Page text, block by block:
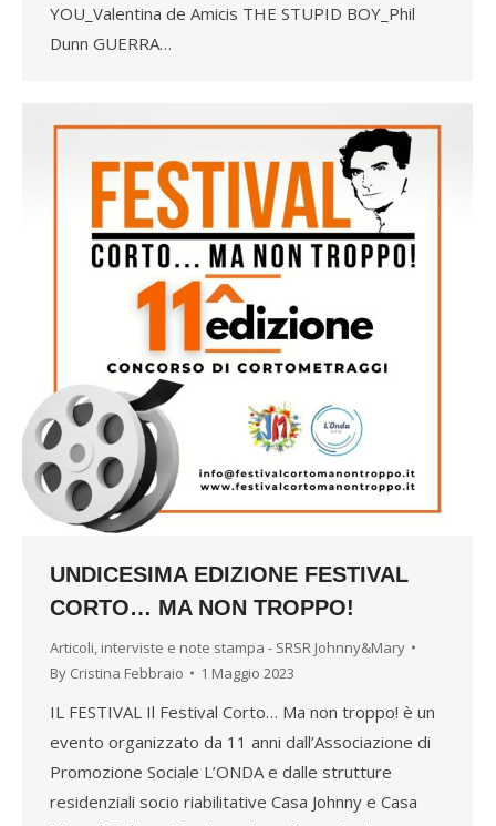
YOU_Valentina de Amicis THE STUPID BOY_Phil
Dunn GUERRA…
UNDICESIMA EDIZIONE FESTIVAL
CORTO… MA NON TROPPO!
Articoli, interviste e note stampa - SRSR Johnny&Mary
By Cristina Febbraio 1 Maggio 2023
IL FESTIVAL Il Festival Corto… Ma non troppo! è un
evento organizzato da 11 anni dall’Associazione di
Promozione Sociale L’ONDA e dalle strutture
residenziali socio riabilitative Casa Johnny e Casa